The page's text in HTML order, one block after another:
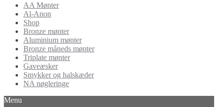
AA Mønter
Al-Anon
Shop
Bronze mønter
Aluminium mønter
Bronze måneds mønter
Triplate mønter
Gaveæsker
Smykker og halskæder
NA nøgleringe
Menu